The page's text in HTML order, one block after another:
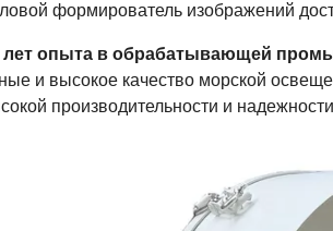
формирователь изображений
лет опыта в обрабатывающей
и высокое качество морской
производительности и